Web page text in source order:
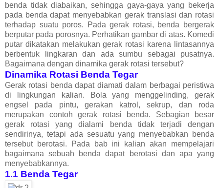
benda tidak diabaikan, sehingga gaya-gaya yang bekerja
pada benda dapat menyebabkan gerak translasi dan rotasi
terhadap suatu poros. Pada gerak rotasi, benda bergerak
berputar pada porosnya. Perhatikan gambar di atas. Komedi
putar dikatakan melakukan gerak rotasi karena lintasannya
berbentuk lingkaran dan ada sumbu sebagai pusatnya.
Bagaimana dengan dinamika gerak rotasi tersebut?
Dinamika Rotasi Benda Tegar
Gerak rotasi benda dapat diamati dalam berbagai peristiwa
di lingkungan kalian. Bola yang menggelinding, gerak
engsel pada pintu, gerakan katrol, sekrup, dan roda
merupakan contoh gerak rotasi benda. Sebagian besar
gerak rotasi yang dialami benda tidak terjadi dengan
sendirinya, tetapi ada sesuatu yang menyebabkan benda
tersebut berotasi. Pada bab ini kalian akan mempelajari
bagaimana sebuah benda dapat berotasi dan apa yang
menyebabkannya.
1.1 Benda Tegar